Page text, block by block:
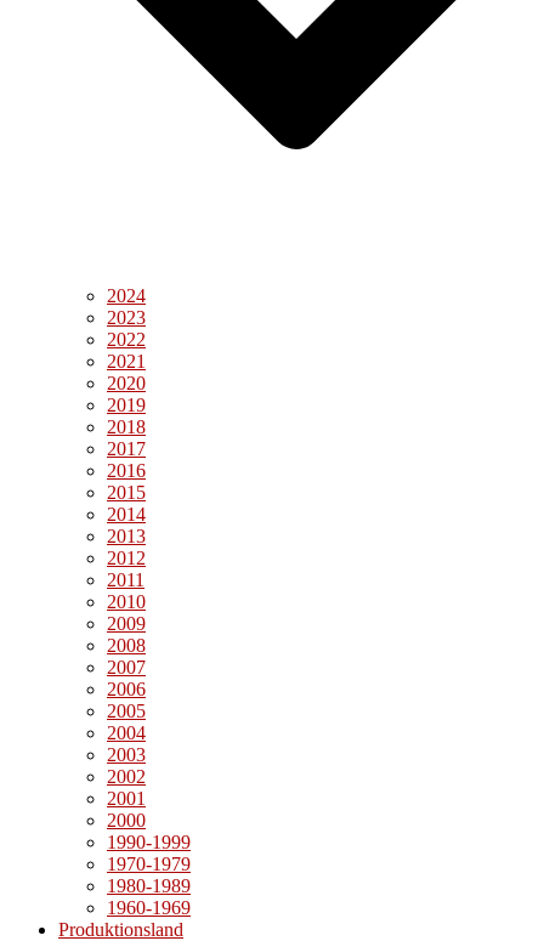
2024
2023
2022
2021
2020
2019
2018
2017
2016
2015
2014
2013
2012
2011
2010
2009
2008
2007
2006
2005
2004
2003
2002
2001
2000
1990-1999
1970-1979
1980-1989
1960-1969
Produktionsland